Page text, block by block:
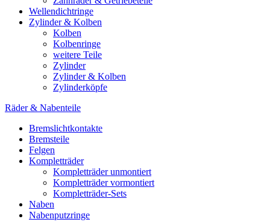
Wellendichtringe
Zylinder & Kolben
Kolben
Kolbenringe
weitere Teile
Zylinder
Zylinder & Kolben
Zylinderköpfe
Räder & Nabenteile
Bremslichtkontakte
Bremsteile
Felgen
Kompletträder
Kompletträder unmontiert
Kompletträder vormontiert
Kompletträder-Sets
Naben
Nabenputzringe